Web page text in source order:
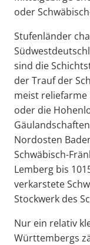
oder
Stufenländer
sind die
der Trauf der
meist reliefarme
oder die
Nordosten
Schwäbisch-
Lemberg bis
verkarstete
Stockwerk des
Nur ein relativ
Württembergs